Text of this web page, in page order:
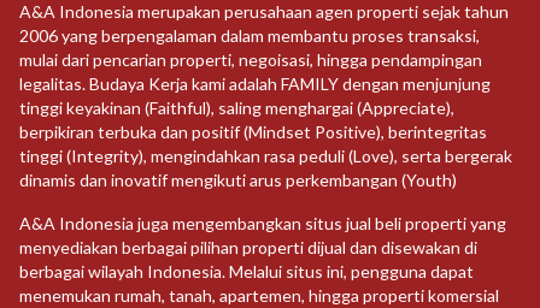
A&A Indonesia merupakan perusahaan agen properti sejak tahun
2006 yang berpengalaman dalam membantu proses transaksi,
mulai dari pencarian properti, negoisasi, hingga pendampingan
legalitas. Budaya Kerja kami adalah FAMILY dengan menjunjung
tinggi keyakinan (Faithful), saling menghargai (Appreciate),
berpikiran terbuka dan positif (Mindset Positive), berintegritas
tinggi (Integrity), mengindahkan rasa peduli (Love), serta bergerak
dinamis dan inovatif mengikuti arus perkembangan (Youth)
A&A Indonesia juga mengembangkan situs jual beli properti yang
menyediakan berbagai pilihan properti dijual dan disewakan di
berbagai wilayah Indonesia. Melalui situs ini, pengguna dapat
menemukan rumah, tanah, apartemen, hingga properti komersial